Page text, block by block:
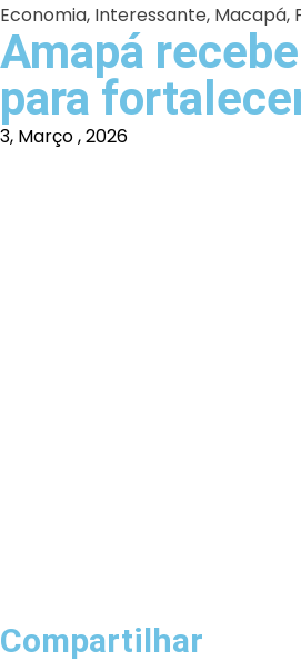
Economia, Interessante, Macapá,
Amapá
para
3, Março , 2026
Compartilhar